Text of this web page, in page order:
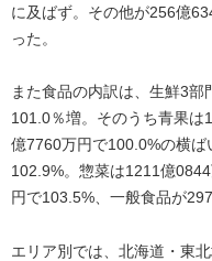
に及ばず。その他が256億
った。
また食品の内訳は、生鮮3
101.0％増。そのうち青果
億7760万円で100.0%の横
102.9%。惣菜は1211億
円で103.5%、一般食品が
エリア別では、北海道・東